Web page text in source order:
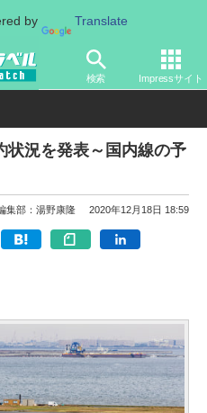
by Translate
検索 Impressサイト
庁 国内エアライン AIR DO
状況を発表～国内線の予
集部：湯野康隆 2020年12月18日 18:59